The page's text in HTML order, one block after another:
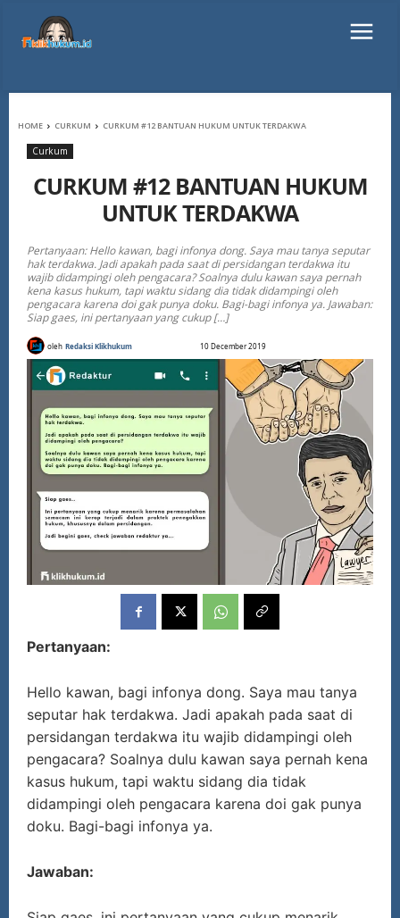
HOME CURKUM CURKUM #12 BANTUAN HUKUM UNTUK TERDAKWA
Curkum
CURKUM #12 BANTUAN HUKUM
UNTUK TERDAKWA
Pertanyaan: Hello kawan, bagi infonya dong. Saya mau tanya seputar
hak terdakwa. Jadi apakah pada saat di persidangan terdakwa itu
wajib didampingi oleh pengacara? Soalnya dulu kawan saya pernah
kena kasus hukum, tapi waktu sidang dia tidak didampingi oleh
pengacara karena doi gak punya doku. Bagi-bagi infonya ya. Jawaban:
Siap gaes, ini pertanyaan yang cukup […]
oleh Redaksi Klikhukum 10 December 2019
Pertanyaan:
Hello kawan, bagi infonya dong. Saya mau tanya
seputar hak terdakwa. Jadi apakah pada saat di
persidangan terdakwa itu wajib didampingi oleh
pengacara? Soalnya dulu kawan saya pernah kena
kasus hukum, tapi waktu sidang dia tidak
didampingi oleh pengacara karena doi gak punya
doku. Bagi-bagi infonya ya.
Jawaban: